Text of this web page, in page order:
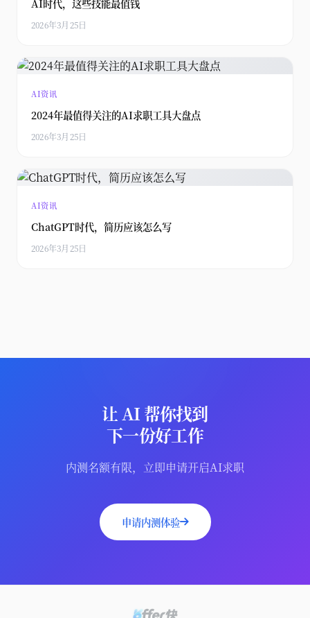
2026年3月25日
AI资讯
2024年最值得关注的AI求职工具大盘点
2026年3月25日
AI资讯
ChatGPT时代，简历应该怎么写
2026年3月25日
让 AI 帮你找到
下一份好工作
内测名额有限，立即申请开启AI求职
申请内测体验